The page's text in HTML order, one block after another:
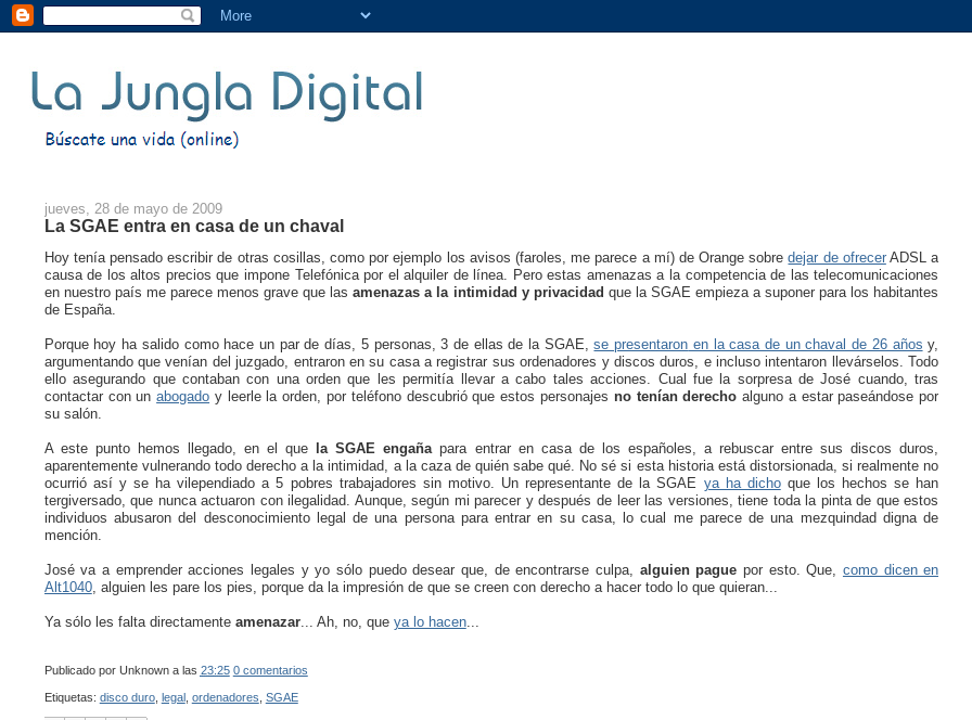
jueves, 28 de mayo de 2009
La SGAE entra en casa de un chaval
Hoy tenía pensado escribir de otras cosillas, como por ejemplo los avisos (faroles, me parece a mí) de Orange sobredejar de ofrecerADSL a
causa de los altos precios que impone Telefónica por el alquiler de línea. Pero estas amenazas a la competencia de las telecomunicaciones
en nuestro país me parece menos grave que lasamenazas a la intimidad y privacidad que la SGAE empieza a suponer para los habitantes
de España.
Porque hoy ha salido como hace un par de días, 5 personas, 3 de ellas de la SGAE,se presentaron en la casa de un chaval de 26 años y,
argumentando que venían del juzgado, entraron en su casa a registrar sus ordenadores y discos duros, e incluso intentaron llevárselos. Todo
ello asegurando que contaban con una orden que les permitía llevar a cabo tales acciones. Cual fue la sorpresa de José cuando, tras
contactar con unabogado y leerle la orden, por teléfono descubrió que estos personajes no tenían derecho alguno a estar paseándose por
su salón.
A este punto hemos llegado, en el que la SGAE engaña para entrar en casa de los españoles, a rebuscar entre sus discos duros,
aparentemente vulnerando todo derecho a la intimidad, a la caza de quién sabe qué. No sé si esta historia está distorsionada, si realmente no
ocurrió así y se ha vilependiado a 5 pobres trabajadores sin motivo. Un representante de la SGAE ya ha dichoque los hechos se han
tergiversado, que nunca actuaron con ilegalidad. Aunque, según mi parecer y después de leer las versiones, tiene toda la pinta de que estos
individuos abusaron del desconocimiento legal de una persona para entrar en su casa, lo cual me parece de una mezquindad digna de
mención.
José va a emprender acciones legales y yo sólo puedo desear que, de encontrarse culpa, alguien pague por esto. Que, como dicen en
Alt1040, alguien les pare los pies, porque da la impresión de que se creen con derecho a hacer todo lo que quieran...
Ya sólo les falta directamente amenazar... Ah, no, que ya lo hacen...
Publicado por Unknown a las 23:25 0 comentarios
Etiquetas: disco duro, legal, ordenadores SGAE